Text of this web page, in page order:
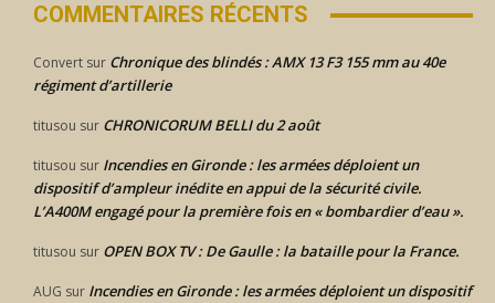
COMMENTAIRES RÉCENTS
Convert sur Chronique des blindés : AMX 13 F3 155 mm au 40e
régiment d’artillerie
titusou sur CHRONICORUM BELLI du 2 août
titusou sur Incendies en Gironde : les armées déploient un
dispositif d’ampleur inédite en appui de la sécurité civile.
L’A400M engagé pour la première fois en « bombardier d’eau ».
titusou sur OPEN BOX TV : De Gaulle : la bataille pour la France.
AUG sur Incendies en Gironde : les armées déploient un dispositif